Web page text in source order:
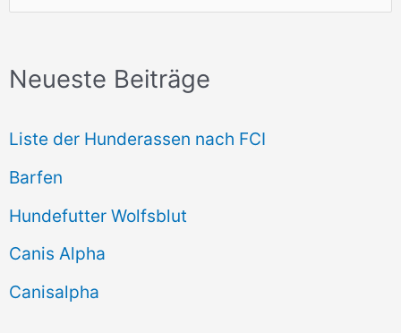
u
h
n
n
a
c
h
Neueste Beiträge
Liste der Hunderassen nach FCI
Barfen
Hundefutter Wolfsblut
Canis Alpha
Canisalpha